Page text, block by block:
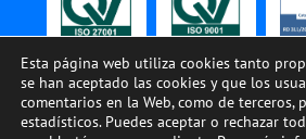
Esta página web utiliza cookies tanto
se han aceptado las cookies y que los
comentarios en la Web, como de terceros,
estadísticos. Puedes aceptar o rechazar